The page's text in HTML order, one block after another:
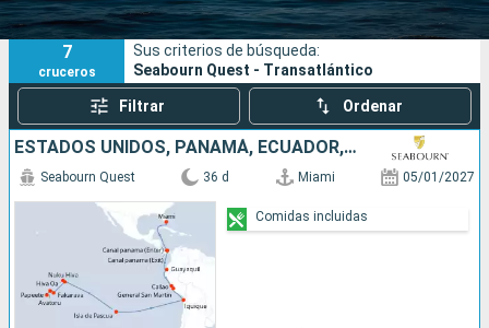
Puertos Compañías
Buscar
7
cruceros
Sus criterios de búsqueda:
Seabourn Quest - Transatlántico
Filtrar Ordenar
ESTADOS UNIDOS, PANAMÁ, ECUADOR, PERÚ, CHILE, FRANCIA
Seabourn Quest 36 d Miami 05/01/2027
Comidas incluidas